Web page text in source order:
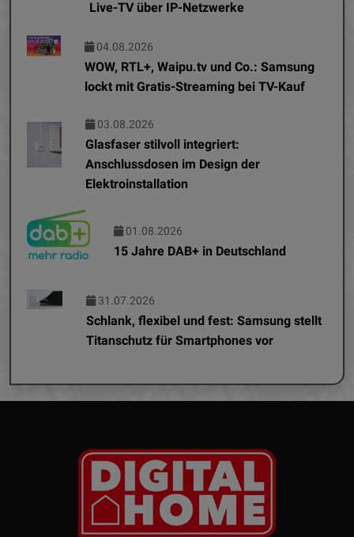
Live-TV über IP-Netzwerke
04.08.2026
WOW, RTL+, Waipu.tv und Co.: Samsung
lockt mit Gratis-Streaming bei TV-Kauf
03.08.2026
Glasfaser stilvoll integriert:
Anschlussdosen im Design der
Elektroinstallation
01.08.2026
15 Jahre DAB+ in Deutschland
31.07.2026
Schlank, flexibel und fest: Samsung stellt
Titanschutz für Smartphones vor